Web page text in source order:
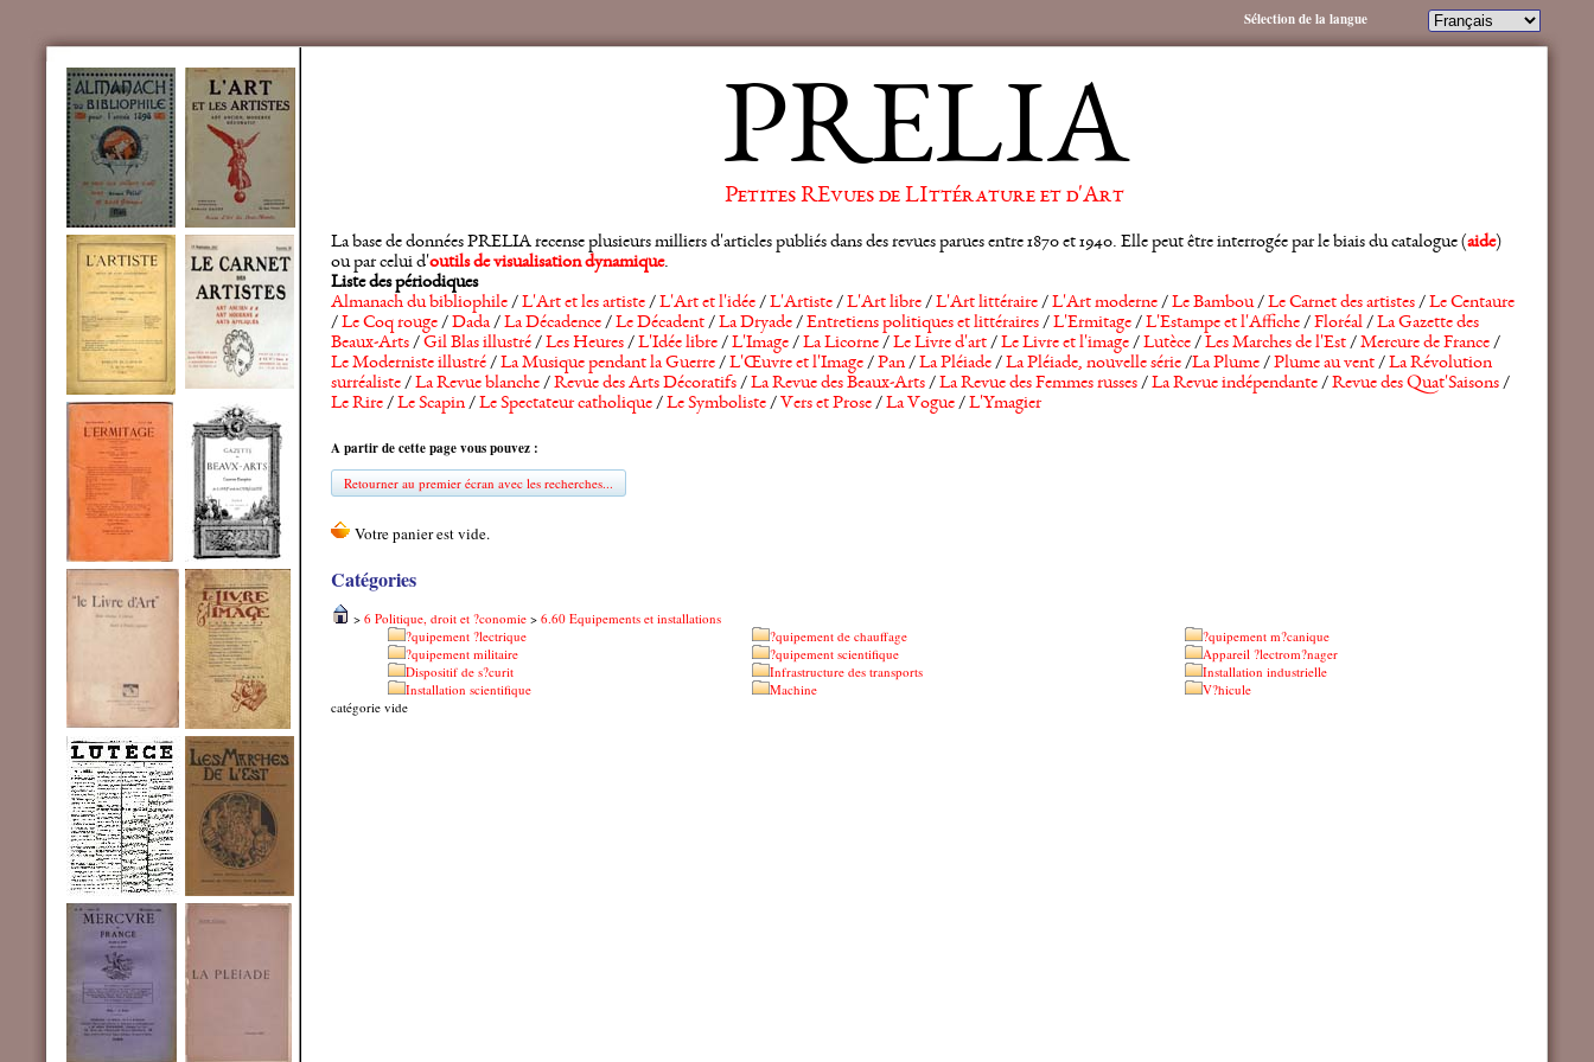
PRELIA
Petites REvues de LIttérature et d'Art
La base de données PRELIA recense plusieurs milliers d'articles publiés dans des revues parues entre 1870 et 1940. Elle peut être interrogée par le biais du catalogue (aide)
ou par celui d'outils de visualisation dynamique.
Liste des périodiques
Almanach du bibliophile/L'Art et les artiste/L'Art et l'idée/L'Artiste/L'Art libre/L'Art littéraire/L'Art moderne/Le Bambou/Le Carnet des artistes/Le Centaure
/Le Coq rouge/Dada/La Décadence/Le Décadent/La Dryade/Entretiens politiques et littéraires/L'Ermitage/L'Estampe et l'Affiche/Floréal/La Gazette des
Beaux-Arts/Gil Blas illustré/Les Heures/L'Idée libre/L'Image/La Licorne/Le Livre d'art/Le Livre et l'image/Lutèce/Les Marches de l'Est/Mercure de France/
Le Moderniste illustré/La Musique pendant la Guerre/L'Œuvre et l'Image/Pan/La Pléiade/La Pléiade, nouvelle série/La Plume/Plume au vent/La Révolution
surréaliste/La Revue blanche/Revue des Arts Décoratifs/La Revue des Beaux-Arts/La Revue des Femmes russes/La Revue indépendante/Revue des Quat'Saisons/
Le Rire/Le Scapin/Le Spectateur catholique/Le Symboliste/ Vers et Prose/La Vogue/L'Ymagier
A partir de cette page vous pouvez :
Retourner au premier écran avec les recherches...
Catégories
> 6 Politique, droit et ?conomie > 6.60 Equipements et installations
?quipement ?lectrique
?quipement de chauffage
?quipement m?canique
?quipement militaire
?quipement scientifique
Appareil ?lectrom?nager
Dispositif de s?curit
Infrastructure des transports
Installation industrielle
Installation scientifique
Machine
V?hicule
catégorie vide
Sélection de la langue